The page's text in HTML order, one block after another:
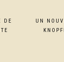
DE
UN